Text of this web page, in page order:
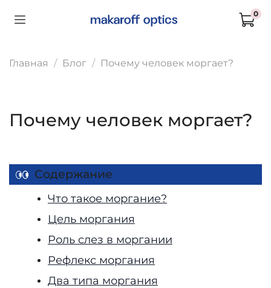
0
Главная Блог Почему человек моргает?
Почему человек моргает?
Содержание
Что такое моргание?
Цель моргания
Роль слез в моргании
Рефлекс моргания
Два типа моргания